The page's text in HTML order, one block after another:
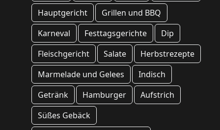
Hauptgericht
Grillen und BBQ
Karneval
Festtagsgerichte
Dip
Fleischgericht
Salate
Herbstrezepte
Marmelade und Gelees
Indisch
Getränk
Hamburger
Aufstrich
Süßes Gebäck